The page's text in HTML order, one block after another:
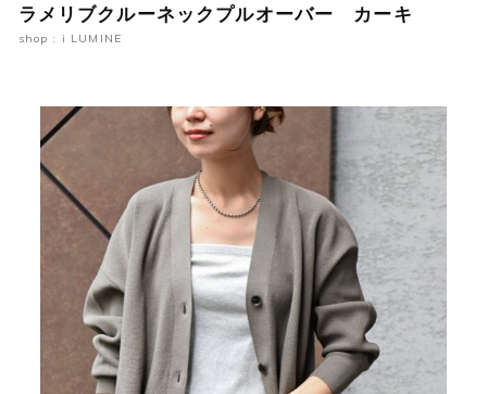
ラメリブクルーネックプルオーバー カーキ
shop : i LUMINE